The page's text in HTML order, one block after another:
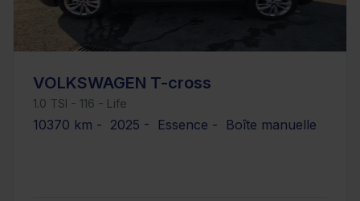
VOLKSWAGEN T-cross
1.0 TSI - 116 - Life
10370 km - 2025 - Essence - Boîte manuelle